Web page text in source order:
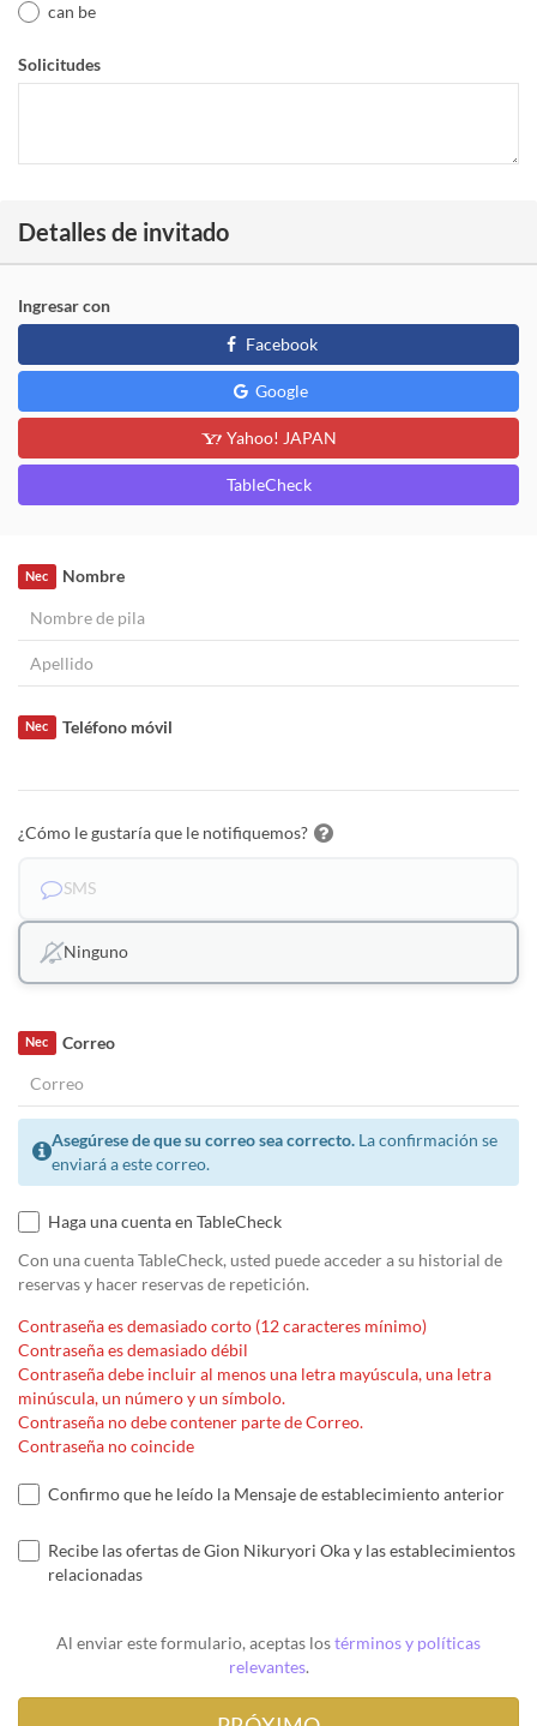
can be
Solicitudes
Detalles de invitado
Ingresar con
Facebook
Google
Yahoo! JAPAN
TableCheck
Nombre
Nec
Teléfono móvil
Nec
¿Cómo le gustaría que le notifiquemos?
SMS
Ninguno
Correo
Nec
Asegúrese de que su correo sea correcto. La confirmación se
enviará a este correo.
Haga una cuenta en TableCheck
Con una cuenta TableCheck, usted puede acceder a su historial de
reservas y hacer reservas de repetición.
Contraseña es demasiado corto (12 caracteres mínimo)
Contraseña es demasiado débil
Contraseña debe incluir al menos una letra mayúscula, una letra
minúscula, un número y un símbolo.
Contraseña no debe contener parte de Correo.
Contraseña no coincide
Confirmo que he leído la Mensaje de establecimiento anterior
Recibe las ofertas de Gion Nikuryori Oka y las establecimientos
relacionadas
Al enviar este formulario, aceptas lostérminos y políticas
relevantes.